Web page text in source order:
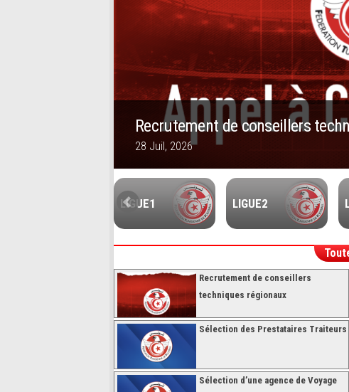
Recrutement de conseillers
28 Juil, 2026
1 2 3 4 5
LIGUE1 LIGUE2
Recrutement de conseillers
techniques régionaux
Sélection des Prestataires Traiteurs
Sélection d’une agence de Voyage